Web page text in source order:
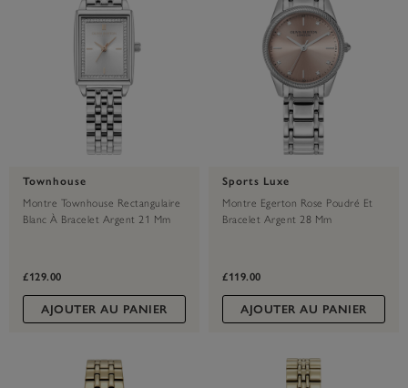
Townhouse
Montre Townhouse Rectangulaire
Blanc À Bracelet Argent 21 Mm
£129.00
AJOUTER AU PANIER
Sports Luxe
Montre Egerton Rose Poudré Et
Bracelet Argent 28 Mm
£119.00
AJOUTER AU PANIER